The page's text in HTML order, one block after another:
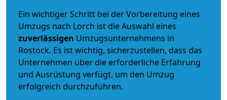
Ein wichtiger Schritt bei der Vorbereitung eines
Umzugs nach Lorch ist die Auswahl eines
zuverlässigen Umzugsunternehmens in
Rostock. Es ist wichtig, sicherzustellen, dass das
Unternehmen über die erforderliche Erfahrung
und Ausrüstung verfügt, um den Umzug
erfolgreich durchzuführen.